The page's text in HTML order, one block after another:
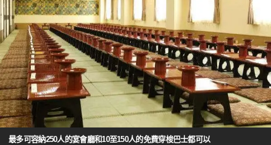
最多可容納250人的宴會廳和10至150人的免費穿梭巴士都可以